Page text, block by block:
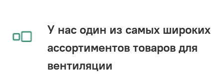
У нас один из самых широких
ассортиментов товаров для
вентиляции